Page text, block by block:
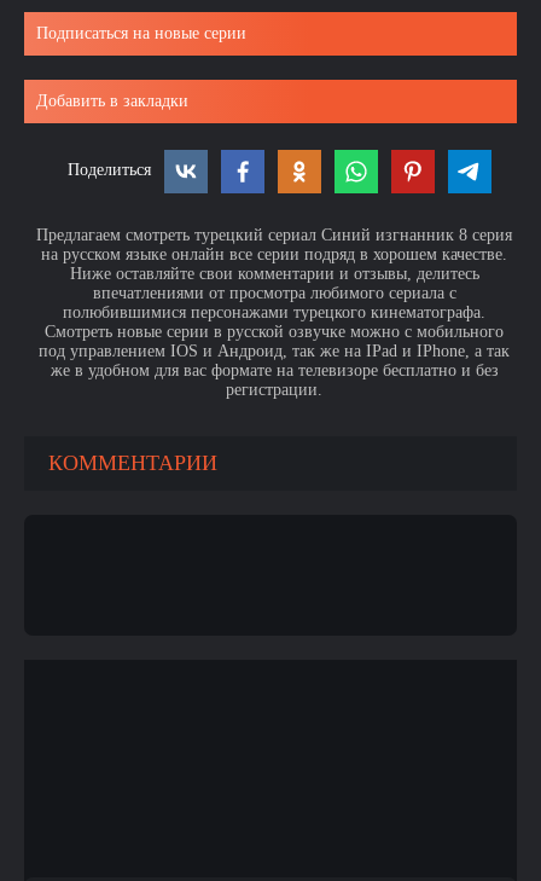
Подписаться на новые серии
Добавить в закладки
Поделиться
Предлагаем смотреть турецкий сериал Синий изгнанник 8 серия
на русском языке онлайн все серии подряд в хорошем качестве.
Ниже оставляйте свои комментарии и отзывы, делитесь
впечатлениями от просмотра любимого сериала с
полюбившимися персонажами турецкого кинематографа.
Смотреть новые серии в русской озвучке можно с мобильного
под управлением IOS и Андроид, так же на IPad и IPhone, а так
же в удобном для вас формате на телевизоре бесплатно и без
регистрации.
КОММЕНТАРИИ